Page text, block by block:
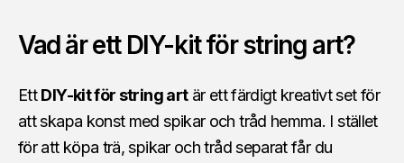
Vad är ett DIY-kit för string art?
EttDIY-kit för string artär ett färdigt kreativt set för
att skapa konst med spikar och tråd hemma. I stället
för att köpa trä, spikar och tråd separat får du